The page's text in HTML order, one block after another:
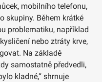
mobilního telefonu,
skupiny. Během krátké
problematiku, například
nebo ztráty krve,
Na základě
samostatně předvedli,
kladné,“ shrnuje